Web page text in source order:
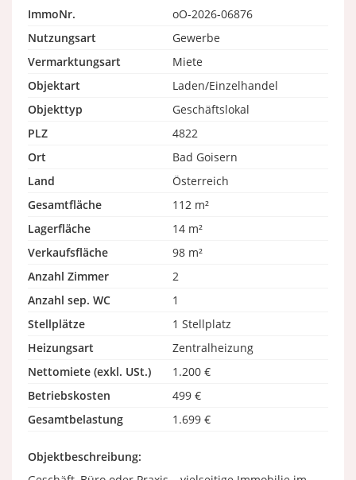
ImmoNr.
oO-2026-06876
Nutzungsart
Gewerbe
Vermarktungsart
Miete
Objektart
Laden/Einzelhandel
Objekttyp
Geschäftslokal
PLZ
4822
Ort
Bad Goisern
Land
Österreich
Gesamtfläche
112 m²
Lagerfläche
14 m²
Verkaufsfläche
98 m²
Anzahl Zimmer
2
Anzahl sep. WC
1
Stellplätze
1 Stellplatz
Heizungsart
Zentralheizung
Nettomiete (exkl. USt.)
1.200 €
Betriebskosten
499 €
Gesamtbelastung
1.699 €
Objektbeschreibung: